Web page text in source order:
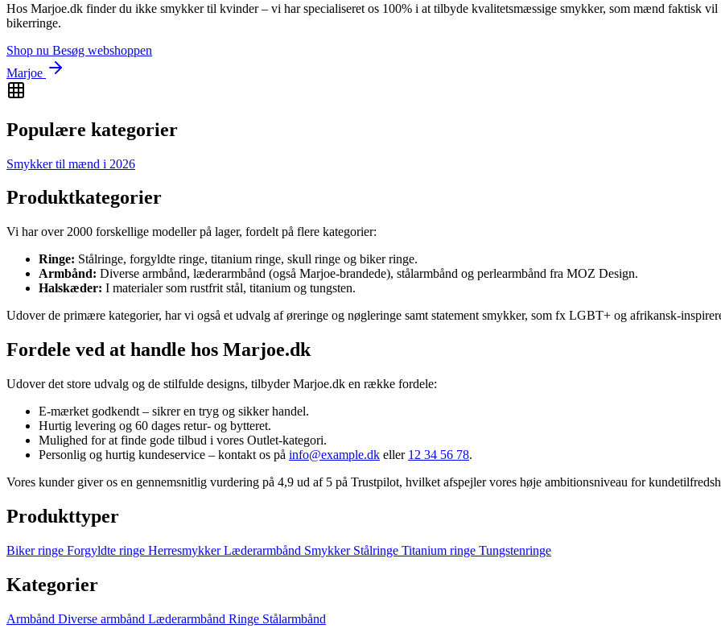
Hos Marjoe.dk finder du ikke smykker til kvinder – vi har specialiseret os 100% i at tilbyde kvalitetsmæssige smykker, som mænd faktisk
bikerringe.
Shop nu Besøg webshoppen
Marjoe
Populære kategorier
Smykker til mænd i 2026
Produktkategorier
Vi har over 2000 forskellige modeller på lager, fordelt på flere kategorier:
Ringe: Stålringe, forgyldte ringe, titanium ringe, skull ringe og biker ringe.
Armbånd: Diverse armbånd, læderarmbånd (også Marjoe-brandede), stålarmbånd og perlearmbånd fra MOZ Design.
Halskæder: I materialer som rustfrit stål, titanium og tungsten.
Udover de primære kategorier, har vi også et udvalg af øreringe og nøgleringe samt statement smykker, som fx LGBT+ og afrikansk-
Fordele ved at handle hos Marjoe.dk
Udover det store udvalg og de stilfulde designs, tilbyder Marjoe.dk en række fordele:
E-mærket godkendt – sikrer en tryg og sikker handel.
Hurtig levering og 60 dages retur- og bytteret.
Mulighed for at finde gode tilbud i vores Outlet-kategori.
Personlig og hurtig kundeservice – kontakt os på info@example.dk eller 12 34 56 78.
Vores kunder giver os en gennemsnitlig vurdering på 4,9 ud af 5 på Trustpilot, hvilket afspejler vores høje ambitionsniveau for
Produkttyper
Biker ringe Forgyldte ringe HerresmykkerLæderarmbånd Smykker Stålringe Titanium ringe Tungstenringe
Kategorier
Armbånd Diverse armbånd Læderarmbånd Ringe Stålarmbånd